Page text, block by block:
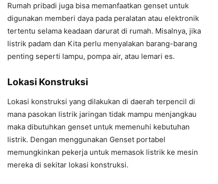
Rumah pribadi juga bisa memanfaatkan genset untuk
digunakan memberi daya pada peralatan atau elektronik
tertentu selama keadaan darurat di rumah. Misalnya, jika
listrik padam dan Kita perlu menyalakan barang-barang
penting seperti lampu, pompa air, atau lemari es.
Lokasi Konstruksi
Lokasi konstruksi yang dilakukan di daerah terpencil di
mana pasokan listrik jaringan tidak mampu menjangkau
maka dibutuhkan genset untuk memenuhi kebutuhan
listrik. Dengan menggunakan Genset portabel
memungkinkan pekerja untuk memasok listrik ke mesin
mereka di sekitar lokasi konstruksi.